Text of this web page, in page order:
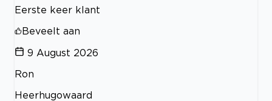
Eerste keer klant
Beveelt aan
9 August 2026
Ron
Heerhugowaard